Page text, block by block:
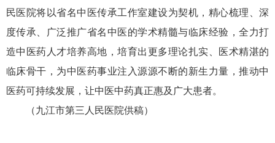
民医院将以省名中医传承工作室建设为契机，精心梳理、深
度传承、广泛推广省名中医的学术精髓与临床经验，全力打
造中医药人才培养高地，培育出更多理论扎实、医术精湛的
临床骨干，为中医药事业注入源源不断的新生力量，推动中
医药可持续发展，让中医中药真正惠及广大患者。
（九江市第三人民医院供稿）